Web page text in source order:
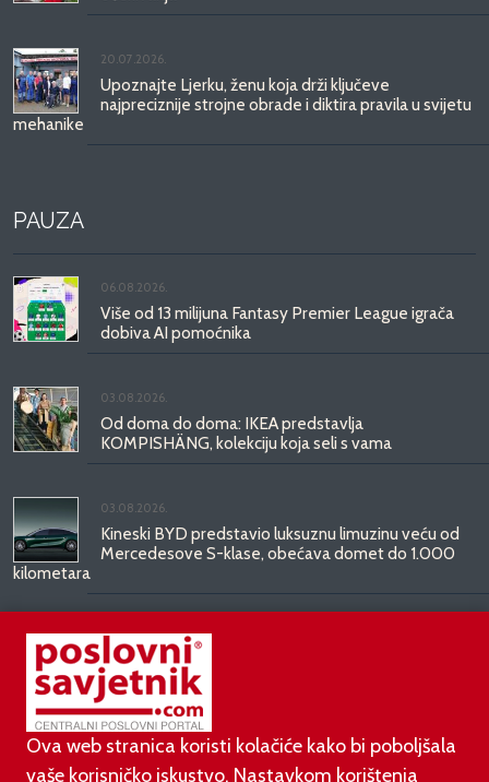
20.07.2026.
Upoznajte Ljerku, ženu koja drži ključeve
najpreciznije strojne obrade i diktira pravila u svijetu
mehanike
PAUZA
06.08.2026.
Više od 13 milijuna Fantasy Premier League igrača
dobiva AI pomoćnika
03.08.2026.
Od doma do doma: IKEA predstavlja
KOMPISHÄNG, kolekciju koja seli s vama
03.08.2026.
Kineski BYD predstavio luksuznu limuzinu veću od
Mercedesove S-klase, obećava domet do 1.000
kilometara
31.07.2026.
Najbrži studentski bolidi svijeta stižu u Mičevec
Ova web stranica koristi kolačiće kako bi poboljšala
vaše korisničko iskustvo. Nastavkom korištenja